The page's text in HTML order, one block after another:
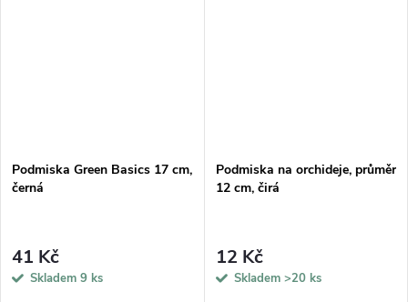
Podmiska Green Basics 17 cm,
černá
41 Kč
Skladem 9 ks
Podmiska na orchideje, průměr
12 cm, čirá
12 Kč
Skladem >20 ks